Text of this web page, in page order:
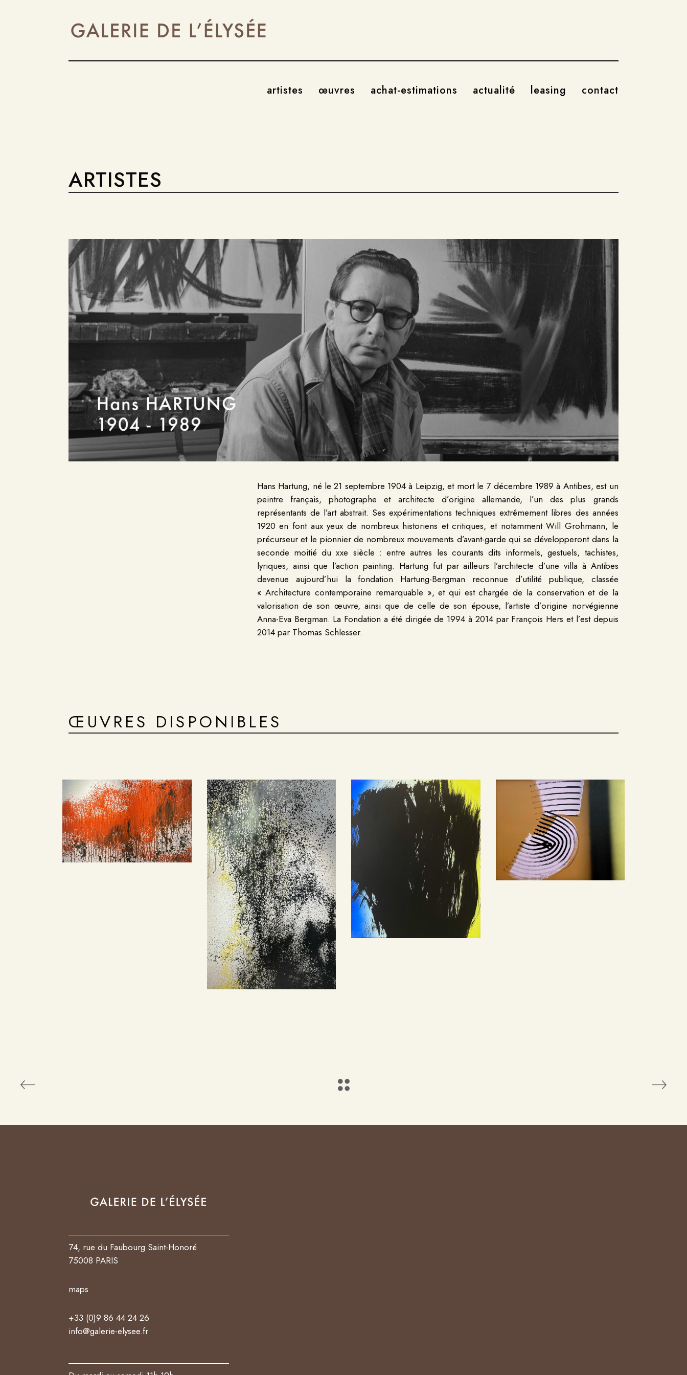
artistes œuvres achat-estimations actualité leasing contact
ARTISTES
Hans Hartung, né le 21 septembre 1904 à Leipzig, et mort le 7 décembre 1989 à Antibes, est un
peintre français, photographe et architecte d’origine allemande, l’un des plus grands
représentants de l’art abstrait. Ses expérimentations techniques extrêmement libres des années
1920 en font aux yeux de nombreux historiens et critiques, et notamment Will Grohmann, le
précurseur et le pionnier de nombreux mouvements d’avant-garde qui se développeront dans la
seconde moitié du xxe siècle : entre autres les courants dits informels, gestuels, tachistes,
lyriques, ainsi que l’action painting. Hartung fut par ailleurs l’architecte d’une villa à Antibes
devenue aujourd’hui la fondation Hartung-Bergman reconnue d’utilité publique, classée
« Architecture contemporaine remarquable », et qui est chargée de la conservation et de la
valorisation de son œuvre, ainsi que de celle de son épouse, l’artiste d’origine norvégienne
Anna-Eva Bergman. La Fondation a été dirigée de 1994 à 2014 par François Hers et l’est depuis
2014 par Thomas Schlesser.
ŒUVRES DISPONIBLES
74, rue du Faubourg Saint-Honoré
75008 PARIS
maps
+33 (0)9 86 44 24 26
info@galerie-elysee.fr